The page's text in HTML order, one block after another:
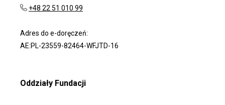
+48 22 51 010 99
Adres do e-doręczeń:
AE:PL-23559-82464-WFJTD-16
Oddziały Fundacji